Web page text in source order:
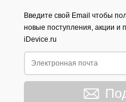
Введите свой Email чтобы
новые поступления, акции и
iDevice.ru